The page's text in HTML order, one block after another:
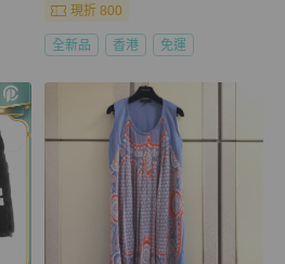
現折 800
全新品 香港 免運